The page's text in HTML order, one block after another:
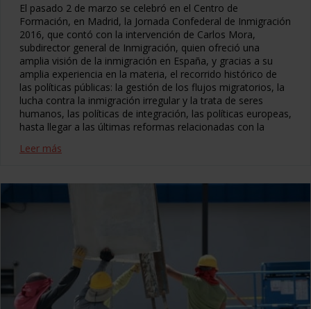
El pasado 2 de marzo se celebró en el Centro de
Formación, en Madrid, la Jornada Confederal de Inmigración
2016, que contó con la intervención de Carlos Mora,
subdirector general de Inmigración, quien ofreció una
amplia visión de la inmigración en España, y gracias a su
amplia experiencia en la materia, el recorrido histórico de
las políticas públicas: la gestión de los flujos migratorios, la
lucha contra la inmigración irregular y la trata de seres
humanos, las políticas de integración, las políticas europeas,
hasta llegar a las últimas reformas relacionadas con la
Leer más